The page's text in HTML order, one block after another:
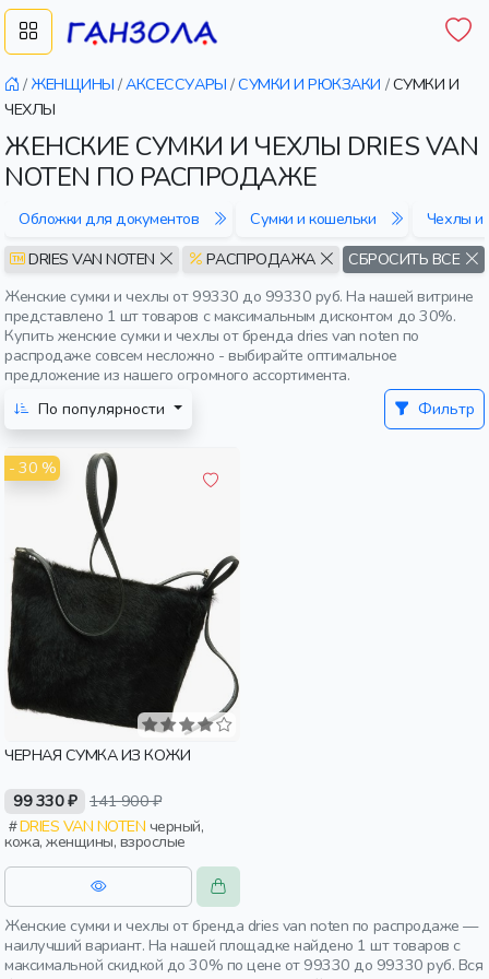
/ ЖЕНЩИНЫ /АКСЕССУАРЫ /СУМКИ И РЮКЗАКИ /СУМКИ И
ЧЕХЛЫ
ЖЕНСКИЕ СУМКИ И ЧЕХЛЫ DRIES VAN
NOTEN ПО РАСПРОДАЖЕ
Обложки для документов Сумки и кошельки
Чехлы и
DRIES VAN NOTEN
РАСПРОДАЖА
СБРОСИТЬ ВСЕ
Женские сумки и чехлы от 99330 до 99330 руб. На нашей витрине
представлено 1 шт товаров с максимальным дисконтом до 30%.
Купить женские сумки и чехлы от бренда dries van noten по
распродаже совсем несложно - выбирайте оптимальное
предложение из нашего огромного ассортимента.
По популярности
Фильтр
- 30 %
ЧЕРНАЯ СУМКА ИЗ КОЖИ
99 330 ₽ 141 900 ₽
DRIES VAN NOTEN
кожа, женщины, взрослые
Женские сумки и чехлы от бренда dries van noten по распродаже —
наилучший вариант. На нашей площадке найдено 1 шт товаров с
максимальной скидкой до 30% по цене от 99330 до 99330 руб. Вся